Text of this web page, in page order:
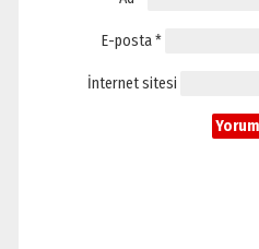
E-posta*
İnternet sitesi